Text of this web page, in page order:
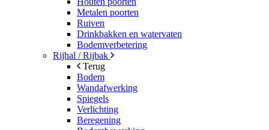
Metalen poorten
Ruiven
Drinkbakken en watervaten
Bodemverbetering
Rijhal / Rijbak
Terug
Bodem
Wandafwerking
Spiegels
Verlichting
Beregening